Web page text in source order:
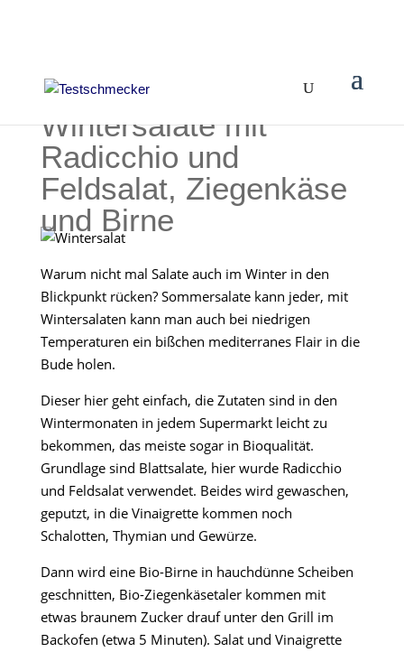
Wintersalate mit
Radicchio und
Feldsalat, Ziegenkäse
und Birne
Warum nicht mal Salate auch im Winter in den
Blickpunkt rücken? Sommersalate kann jeder, mit
Wintersalaten kann man auch bei niedrigen
Temperaturen ein bißchen mediterranes Flair in die
Bude holen.
Dieser hier geht einfach, die Zutaten sind in den
Wintermonaten in jedem Supermarkt leicht zu
bekommen, das meiste sogar in Bioqualität.
Grundlage sind Blattsalate, hier wurde Radicchio
und Feldsalat verwendet. Beides wird gewaschen,
geputzt, in die Vinaigrette kommen noch
Schalotten, Thymian und Gewürze.
Dann wird eine Bio-Birne in hauchdünne Scheiben
geschnitten, Bio-Ziegenkäsetaler kommen mit
etwas braunem Zucker drauf unter den Grill im
Backofen (etwa 5 Minuten). Salat und Vinaigrette